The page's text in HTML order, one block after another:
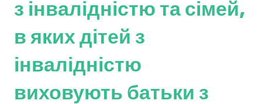
з інвалідністю та сімей,
в яких дітей з
інвалідністю
виховують батьки з